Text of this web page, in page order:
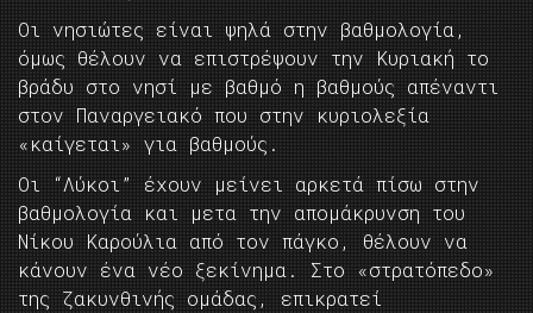
Οι νησιώτες είναι ψηλά στην βαθμολογία,
όμως θέλουν να επιστρέψουν την Κυριακή το
βράδυ στο νησί με βαθμό η βαθμούς απέναντι
στον Παναργειακό που στην κυριολεξία
«καίγεται» για βαθμούς.
Οι “Λύκοι” έχουν μείνει αρκετά πίσω στην
βαθμολογία και μετα την απομάκρυνση του
Νίκου Καρούλια από τον πάγκο, θέλουν να
κάνουν ένα νέο ξεκίνημα. Στο «στρατόπεδο»
της ζακυνθινής ομάδας, επικρατεί